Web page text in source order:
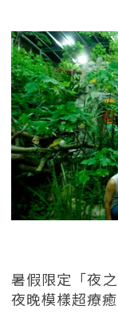
暑假限定「夜
夜晚模樣超療癒